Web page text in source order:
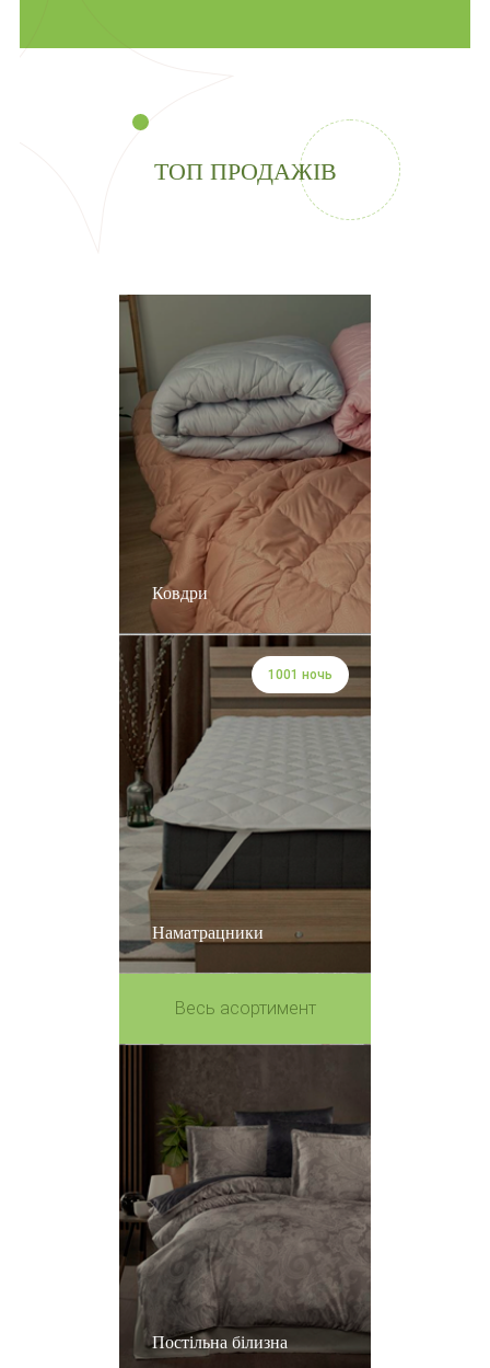
ТОП ПРОДАЖІВ
Ковдри
Наматрацники
1001 ночь
Весь асортимент
Постільна білизна